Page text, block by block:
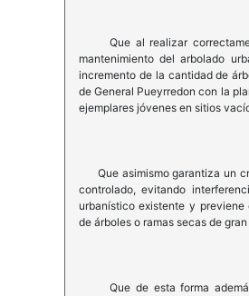
Que al realizar
mantenimiento del arbolado
incremento de la cantidad de
de General Pueyrredon con la
ejemplares jóvenes en sitios
Que asimismo garantiza un
controlado, evitando
urbanístico existente y previene
de árboles o ramas secas de
Que de esta forma